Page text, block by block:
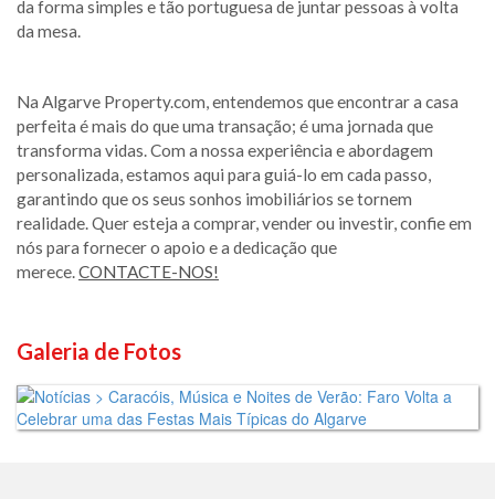
da forma simples e tão portuguesa de juntar pessoas à volta
da mesa.
Na Algarve Property.com, entendemos que encontrar a casa
perfeita é mais do que uma transação; é uma jornada que
transforma vidas. Com a nossa experiência e abordagem
personalizada, estamos aqui para guiá-lo em cada passo,
garantindo que os seus sonhos imobiliários se tornem
realidade. Quer esteja a comprar, vender ou investir, confie em
nós para fornecer o apoio e a dedicação que
merece.CONTACTE-NOS!
Galeria de Fotos